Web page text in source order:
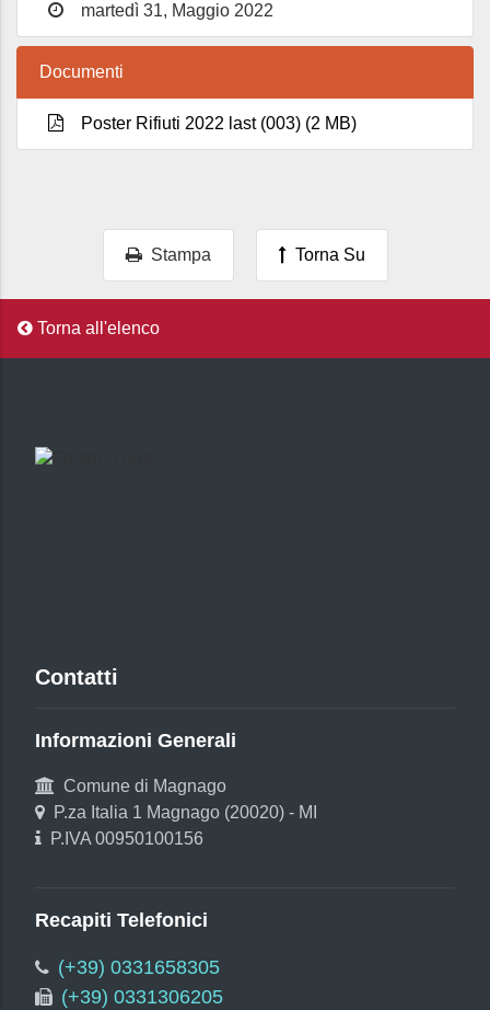
martedì 31, Maggio 2022
Documenti
Poster Rifiuti 2022 last (003) (2 MB)
Stampa Torna Su
Torna all'elenco
Contatti
Informazioni Generali
Comune di Magnago
P.za Italia 1 Magnago (20020) - MI
P.IVA 00950100156
Recapiti Telefonici
(+39) 0331658305
(+39) 0331306205